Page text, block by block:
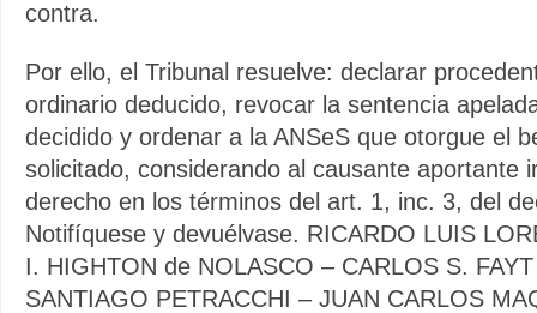
contra.
Por ello, el Tribunal resuelve: declarar
ordinario deducido, revocar la sentencia
decidido y ordenar a la ANSeS que otorgue el
solicitado, considerando al causante aportante
derecho en los términos del art. 1, inc. 3, del
Notifíquese y devuélvase. RICARDO LUIS
I. HIGHTON de NOLASCO – CARLOS S.
SANTIAGO PETRACCHI – JUAN CARLOS